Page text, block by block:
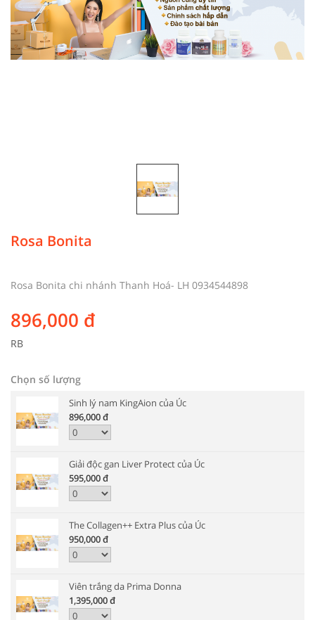
Rosa Bonita
Rosa Bonita chi nhánh Thanh Hoá- LH 0934544898
896,000 đ
RB
Chọn số lượng
Sinh lý nam KingAion của Úc
896,000đ
Giải độc gan Liver Protect của Úc
595,000đ
The Collagen++ Extra Plus của Úc
950,000đ
Viên trắng da Prima Donna
1,395,000đ